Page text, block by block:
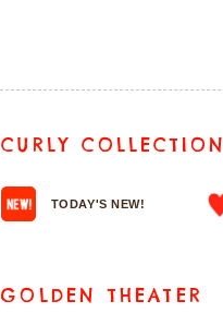
CURLY COLLECTION
TODAY'S NEW!
GOLDEN THEATER